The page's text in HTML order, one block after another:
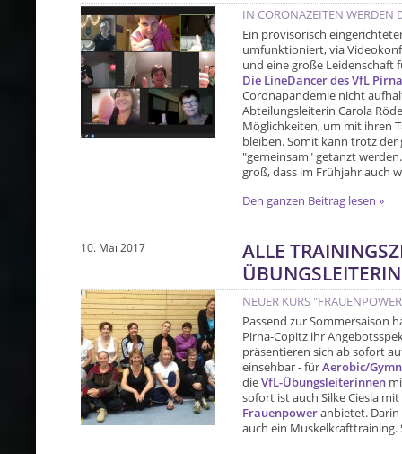
IN CORONAZEITEN WERDEN
Ein provisorisch
umfunktioniert, via
und eine große Leidenschaft
Die LineDancer des VfL
Coronapandemie nicht
Abteilungsleiterin Carola
Möglichkeiten, um mit ihren
bleiben. Somit kann trotz
"gemeinsam" getanzt
groß, dass im Frühjahr auch
Den ganzen Beitrag lesen »
ALLE
10. Mai 2017
NEUER KURS
Passend zur Sommersaison
Pirna-Copitz ihr
präsentieren sich ab sofort
einsehbar - fürAerobic/
dieVfL-Übungsleiterinnen
sofort ist auch Silke Ciesla
Frauenpoweranbietet. Darin
auch ein Muskelkrafttraining.